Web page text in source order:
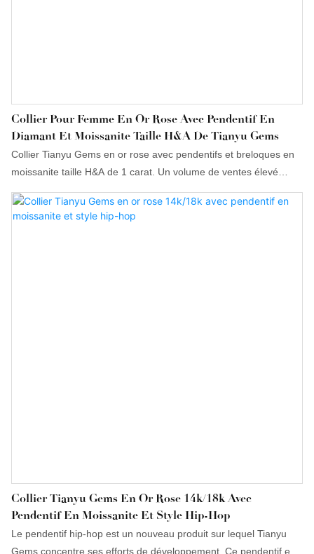
Collier Pour Femme En Or Rose Avec Pendentif En
Diamant Et Moissanite Taille H&A De Tianyu Gems
Collier Tianyu Gems en or rose avec pendentifs et breloques en
moissanite taille H&A de 1 carat. Un volume de ventes élevé
consolider leurs avantages concurrentiels, assurant ainsi une
compétitivité durable. Ce collier en moissanite bénéficie
Collier Tianyu Gems En Or Rose 14k/18k Avec
Pendentif En Moissanite Et Style Hip-Hop
Le pendentif hip-hop est un nouveau produit sur lequel Tianyu
Gems concentre ses efforts de développement. Ce pendentif en